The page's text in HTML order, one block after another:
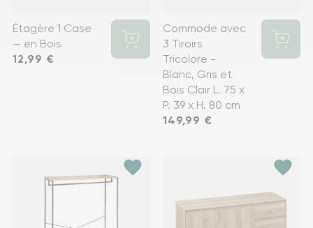
Étagère 1 Case
— en Bois
Prix
12,99 €
Commode avec
3 Tiroirs
Tricolore -
Blanc, Gris et
Bois Clair L. 75 x
P. 39 x H. 80 cm
Prix
149,99 €
favorite favorite